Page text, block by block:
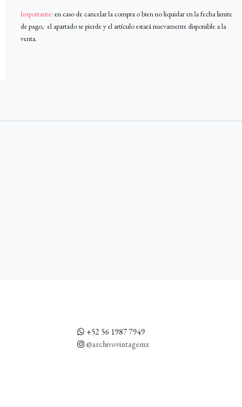
Importante: en caso de cancelar la compra o bien no liquidar en la fecha limite
de pago, el apartado se pierde y el artículo estará nuevamente disponible a la
venta.
+52 56 1987 7949
@archivovintagemx